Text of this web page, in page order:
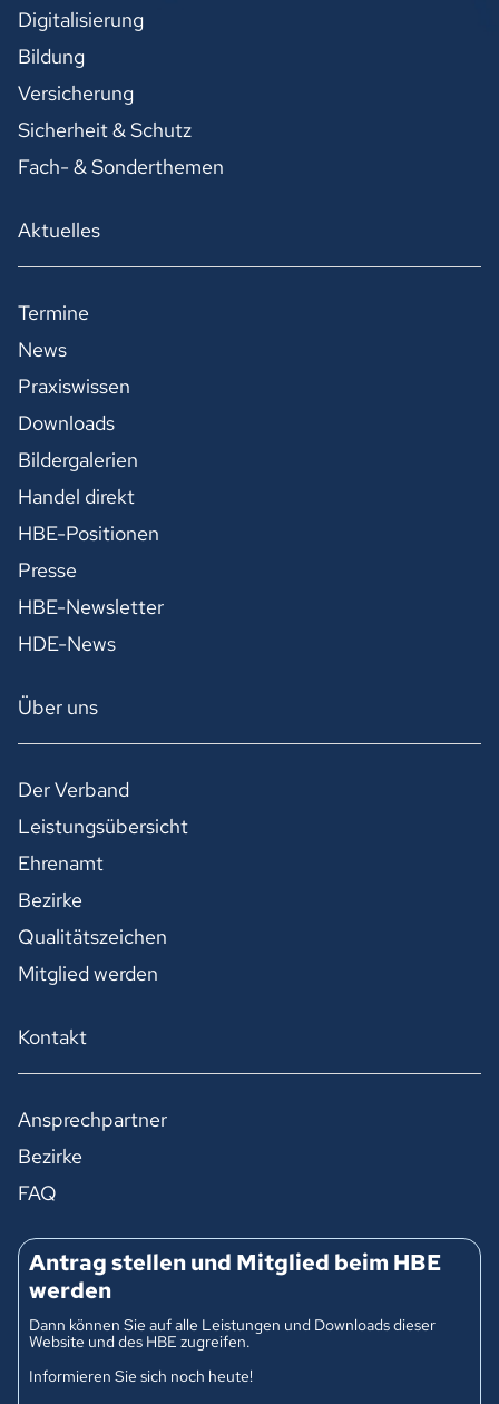
Digitalisierung
Bildung
Versicherung
Sicherheit & Schutz
Fach- & Sonderthemen
Aktuelles
Termine
News
Praxiswissen
Downloads
Bildergalerien
Handel direkt
HBE-Positionen
Presse
HBE-Newsletter
HDE-News
Über uns
Der Verband
Leistungsübersicht
Ehrenamt
Bezirke
Qualitätszeichen
Mitglied werden
Kontakt
Ansprechpartner
Bezirke
FAQ
Antrag stellen und Mitglied beim HBE
werden
Dann können Sie auf alle Leistungen und Downloads dieser
Website und des HBE zugreifen.
Informieren Sie sich noch heute!